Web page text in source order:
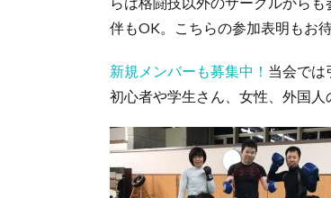
伴もOK。こちらの参加表明もお
新規メンバーも募集中！ 当会では
初心者や学生さん、女性、外国人